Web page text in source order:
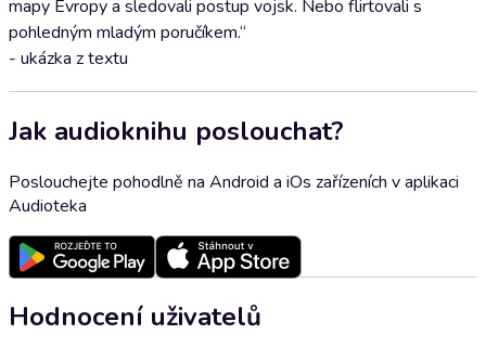
mapy Evropy a sledovali postup vojsk. Nebo flirtovali s
pohledným mladým poručíkem.“
- ukázka z textu
Jak audioknihu poslouchat?
Poslouchejte pohodlně na Android a iOs zařízeních v aplikaci
Audioteka
Hodnocení uživatelů